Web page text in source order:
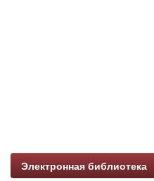
Электронная библиотека